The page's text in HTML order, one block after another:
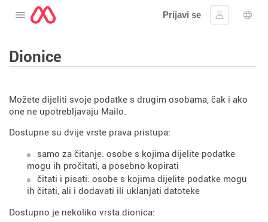
Otvorite izbornik
Prijavi se
Prijaviti se
Dionice
Možete dijeliti svoje podatke s drugim osobama, čak i ako
one ne upotrebljavaju Mailo.
Dostupne su dvije vrste prava pristupa:
samo za čitanje: osobe s kojima dijelite podatke
mogu ih pročitati, a posebno kopirati
čitati i pisati: osobe s kojima dijelite podatke mogu
ih čitati, ali i dodavati ili uklanjati datoteke
Dostupno je nekoliko vrsta dionica: